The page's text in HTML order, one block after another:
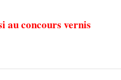
au concours vernis